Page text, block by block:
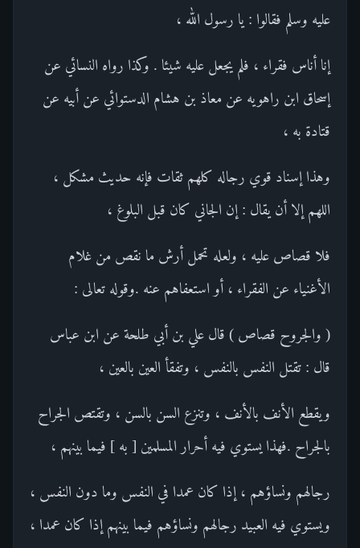
عليه وسلم فقالوا : يا رسول الله ،
إنا أناس فقراء ، فلم يجعل عليه شيئا . وكذا رواه النسائي عن
إسحاق ابن راهويه عن معاذ بن هشام الدستوائي عن أبيه عن
قتادة به ،
وهذا إسناد قوي رجاله كلهم ثقات فإنه حديث مشكل ،
اللهم إلا أن يقال : إن الجاني كان قبل البلوغ ،
فلا قصاص عليه ، ولعله تحمل أرش ما نقص من غلام
الأغنياء عن الفقراء ، أو استعفاهم عنه .وقوله تعالى :
( والجروح قصاص ) قال علي بن أبي طلحة عن ابن عباس
قال : تقتل النفس بالنفس ، وتفقأ العين بالعين ،
ويقطع الأنف بالأنف ، وتنزع السن بالسن ، وتقتص الجراح
بالجراح .فهذا يستوي فيه أحرار المسلمين [ به ] فيما بينهم ،
رجالهم ونساؤهم ، إذا كان عمدا في النفس وما دون النفس ،
ويستوي فيه العبيد رجالهم ونساؤهم فيما بينهم إذا كان عمدا ،